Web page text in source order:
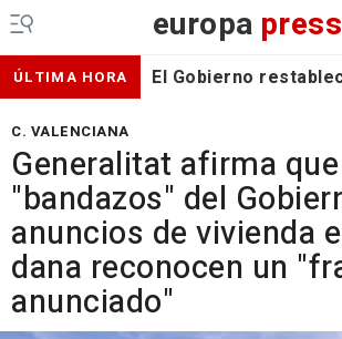
europa press
ÚLTIMA HORA El Gobierno
C. VALENCIANA
Generalitat afirma
"bandazos" del
anuncios de vivienda
dana reconocen un
anunciado"